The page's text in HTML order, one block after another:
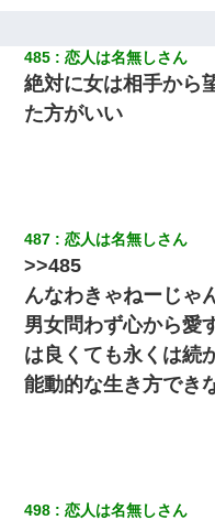
485 恋人は名無しさん
絶対に女は相手から
た方がいい
487 恋人は名無しさん
>>485
んなわきゃねーじゃ
男女問わず心から愛
は良くても永くは続
能動的な生き方でき
498 恋人は名無しさん